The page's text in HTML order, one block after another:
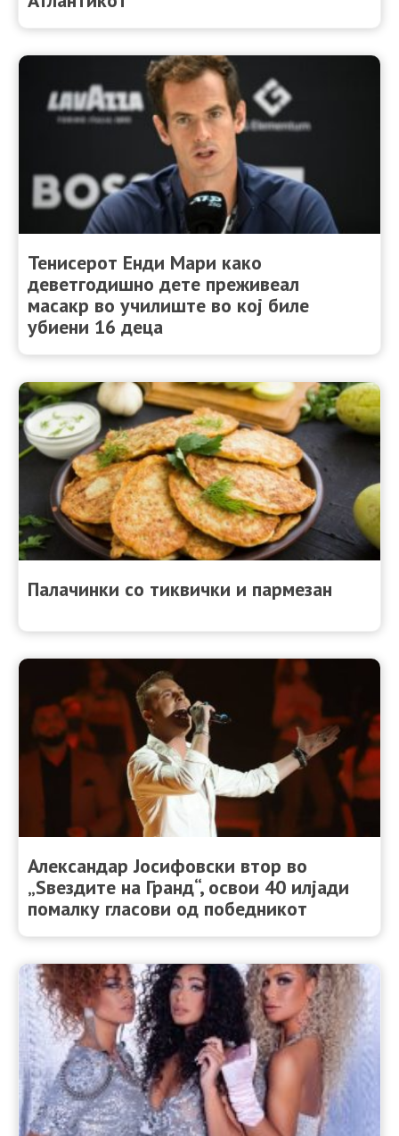
Тенисерот Енди Мари како
деветгодишно дете преживеал
масакр во училиште во кој биле
убиени 16 деца
Палачинки со тиквички и пармезан
Александар Јосифовски втор во
„Ѕвездите на Гранд“, освои 40 илјади
помалку гласови од победникот